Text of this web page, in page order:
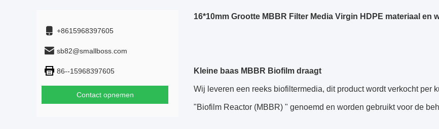
+8615968397605
sb82@smallboss.com
86--15968397605
Contact opnemen
16*10mm Grootte MBBR Filter Media Virgin HDPE materiaal en
Kleine baas MBBR Biofilm draagt
Wij leveren een reeks biofiltermedia, dit product wordt verkocht per
"Biofilm Reactor (MBBR) " genoemd en worden gebruikt voor de